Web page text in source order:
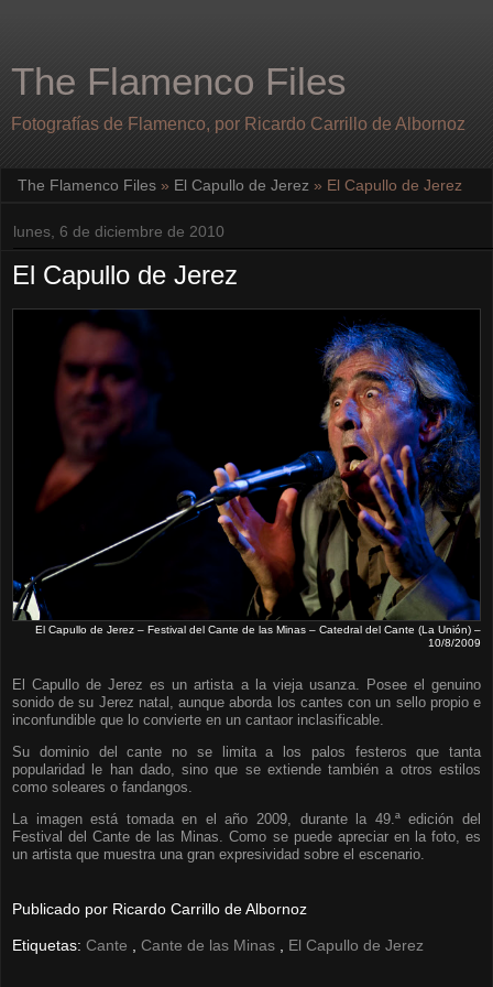
The Flamenco Files
Fotografías de Flamenco, por Ricardo Carrillo de Albornoz
The Flamenco Files » El Capullo de Jerez » El Capullo de Jerez
lunes, 6 de diciembre de 2010
El Capullo de Jerez
El Capullo de Jerez – Festival del Cante de las Minas – Catedral del Cante (La Unión) –
10/8/2009
El Capullo de Jerez es un artista a la vieja usanza. Posee el genuino
sonido de su Jerez natal, aunque aborda los cantes con un sello propio e
inconfundible que lo convierte en un cantaor inclasificable.
Su dominio del cante no se limita a los palos festeros que tanta
popularidad le han dado, sino que se extiende también a otros estilos
como soleares o fandangos.
La imagen está tomada en el año 2009, durante la 49.ª edición del
Festival del Cante de las Minas. Como se puede apreciar en la foto, es
un artista que muestra una gran expresividad sobre el escenario.
Publicado por Ricardo Carrillo de Albornoz
Etiquetas: Cante Cante de las Minas El Capullo de Jerez